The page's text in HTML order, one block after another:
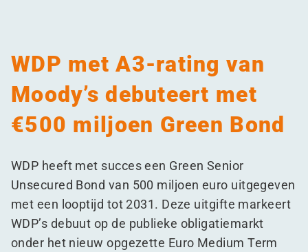
WDP met A3-rating van
Moody’s debuteert met
€500 miljoen Green Bond
WDP heeft met succes een Green Senior
Unsecured Bond van 500 miljoen euro uitgegeven
met een looptijd tot 2031. Deze uitgifte markeert
WDP’s debuut op de publieke obligatiemarkt
onder het nieuw opgezette Euro Medium Term